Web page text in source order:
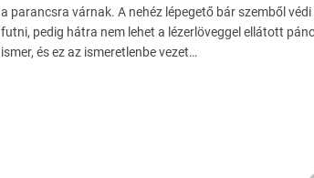
a parancsra várnak. A nehéz lépegető bár szemből
futni, pedig hátra nem lehet a lézerlöveggel ellátott
ismer, és ez az ismeretlenbe vezet…